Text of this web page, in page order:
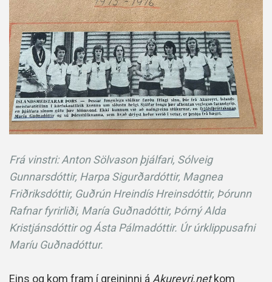
Frá vinstri: Anton Sölvason þjálfari, Sólveig
Gunnarsdóttir, Harpa Sigurðardóttir, Magnea
Friðriksdóttir, Guðrún Hreindís Hreinsdóttir, Þórunn
Rafnar fyrirliði, María Guðnadóttir, Þórný Alda
Kristjánsdóttir og Ásta Pálmadóttir. Úr úrklippusafni
Maríu Guðnadóttur.
Eins og kom fram í greininni áAkureyri.netkom